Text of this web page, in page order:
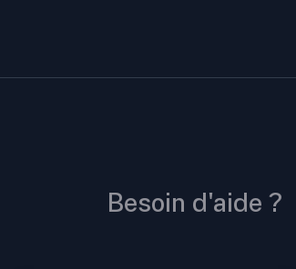
Besoin d'aide ?